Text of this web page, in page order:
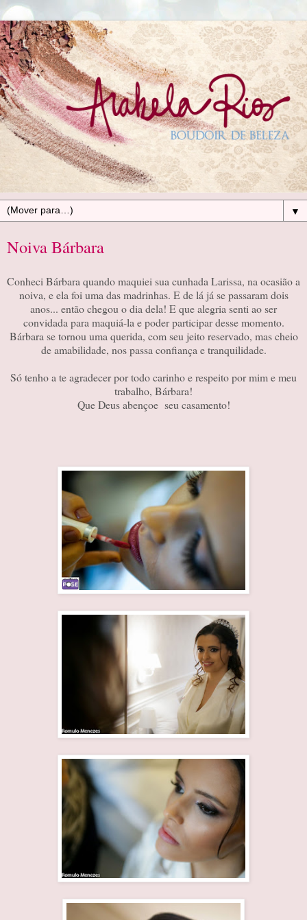
▼
Noiva Bárbara
Conheci Bárbara quando maquiei sua cunhada Larissa, na ocasião a
noiva, e ela foi uma das madrinhas. E de lá já se passaram dois
anos... então chegou o dia dela! E que alegria senti ao ser
convidada para maquiá-la e poder participar desse momento.
Bárbara se tornou uma querida, com seu jeito reservado, mas cheio
de amabilidade, nos passa confiança e tranquilidade.
Só tenho a te agradecer por todo carinho e respeito por mim e meu
trabalho, Bárbara!
Que Deus abençoe seu casamento!